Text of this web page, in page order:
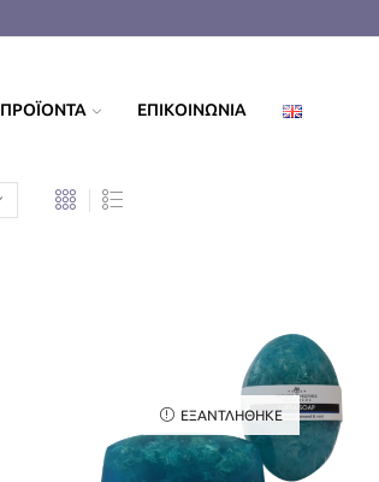
ΠΡΟΪΟΝΤΑ ΕΠΙΚΟΙΝΩΝΙΑ
ΕΞΑΝΤΛΉΘΗΚΕ